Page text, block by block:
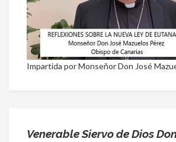
Impartida por Monseñor Don José
Venerable Siervo de Dios